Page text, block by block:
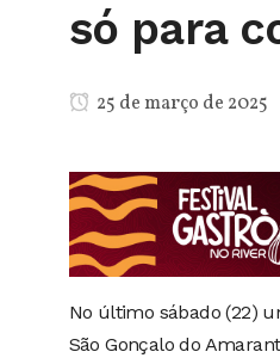
só para
25 de março de 2025
No último sábado (22)
São Gonçalo do